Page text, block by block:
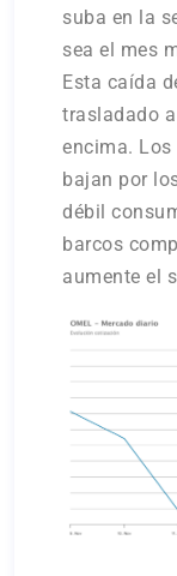
suba en la
sea el mes
Esta caída
trasladado
encima.
bajan por
débil
barcos
aumente el